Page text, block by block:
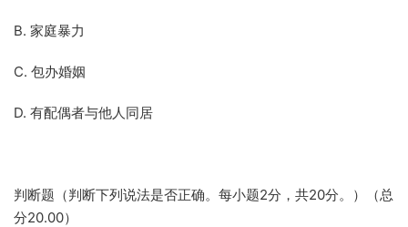
B. 家庭暴力
C. 包办婚姻
D. 有配偶者与他人同居
判断题（判断下列说法是否正确。每小题2分，共20分。）（总
分20.00）